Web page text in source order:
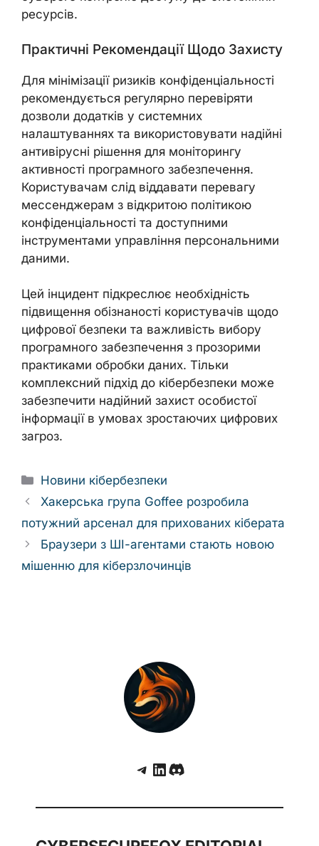
ресурсів.
Практичні Рекомендації Щодо Захисту
Для мінімізації ризиків конфіденціальності
рекомендується регулярно перевіряти
дозволи додатків у системних
налаштуваннях та використовувати надійні
антивірусні рішення для моніторингу
активності програмного забезпечення.
Користувачам слід віддавати перевагу
мессенджерам з відкритою політикою
конфіденціальності та доступними
інструментами управління персональними
даними.
Цей інцидент підкреслює необхідність
підвищення обізнаності користувачів щодо
цифрової безпеки та важливість вибору
програмного забезпечення з прозорими
практиками обробки даних. Тільки
комплексний підхід до кібербезпеки може
забезпечити надійний захист особистої
інформації в умовах зростаючих цифрових
загроз.
Categories
Новини кібербезпеки
Хакерська група Goffee розробила
потужний арсенал для прихованих кіберата
Браузери з ШІ-агентами стають новою
мішенню для кіберзлочинців
Telegram
LinkedIn
Discord